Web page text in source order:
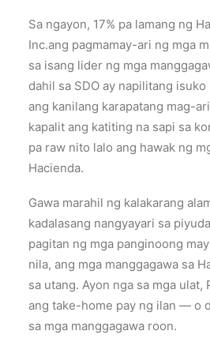
Sa ngayon, 17% pa lamang ng
Inc.ang pagmamay-ari ng mga
sa isang lider ng mga
dahil sa SDO ay napilitang isuko
ang kanilang karapatang mag-
kapalit ang katiting na sapi sa
pa raw nito lalo ang hawak ng
Hacienda.
Gawa marahil ng kalakarang
kadalasang nangyayari sa
pagitan ng mga panginoong
nila, ang mga manggagawa sa
sa utang. Ayon nga sa mga ulat,
ang take-home pay ng ilan — o
sa mga manggagawa roon.